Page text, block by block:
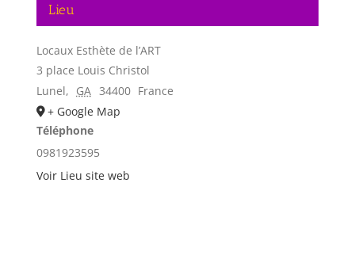
Lieu
Locaux Esthète de l’ART
3 place Louis Christol
Lunel, GA 34400 France
+ Google Map
Téléphone
0981923595
Voir Lieu site web